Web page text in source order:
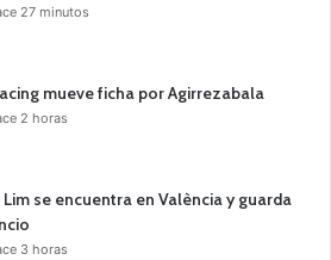
27 minutos
mueve ficha por Agirrezabala
2 horas
Lim se encuentra en València y guarda
3 horas